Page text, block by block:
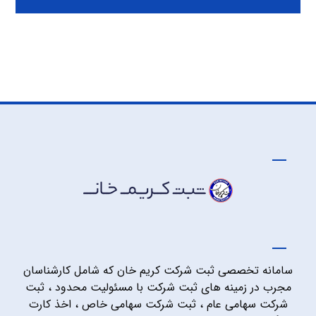
سامانه تخصصی ثبت شرکت کریم خان که شامل کارشناسان
مجرب در زمینه های ثبت شرکت با مسئولیت محدود ، ثبت
شرکت سهامی عام ، ثبت شرکت سهامی خاص ، اخذ کارت